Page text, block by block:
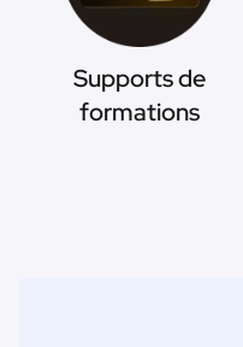
Supports de
formations